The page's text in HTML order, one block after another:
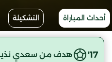
أحداث المباراة التشكيلة
17' هدف من سعدي نذير